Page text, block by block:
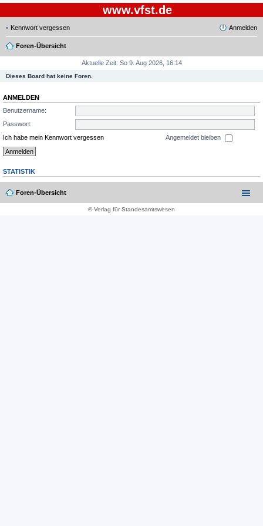
www.vfst.de
Kennwort vergessen Anmelden
Foren-Übersicht
Aktuelle Zeit: So 9. Aug 2026, 16:14
Dieses Board hat keine Foren.
ANMELDEN
Benutzername:
Passwort:
Ich habe mein Kennwort vergessen
Angemeldet bleiben
STATISTIK
Foren-Übersicht
© Verlag für Standesamtswesen